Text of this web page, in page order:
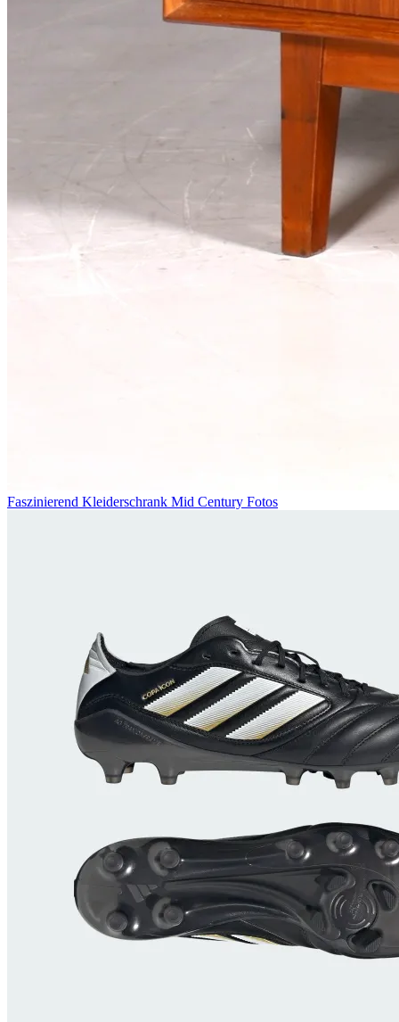
Faszinierend Kleiderschrank Mid Century Fotos